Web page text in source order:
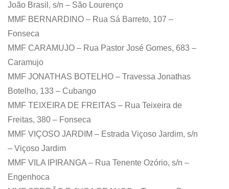
João Brasil, s/n – São Lourenço
MMF BERNARDINO – Rua Sá Barreto, 107 –
Fonseca
MMF CARAMUJO – Rua Pastor José Gomes, 683 –
Caramujo
MMF JONATHAS BOTELHO – Travessa Jonathas
Botelho, 133 – Cubango
MMF TEIXEIRA DE FREITAS – Rua Teixeira de
Freitas, 380 – Fonseca
MMF VIÇOSO JARDIM – Estrada Viçoso Jardim, s/n
– Viçoso Jardim
MMF VILA IPIRANGA – Rua Tenente Ozório, s/n –
Engenhoca